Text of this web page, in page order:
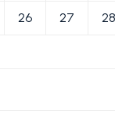
26 27 28